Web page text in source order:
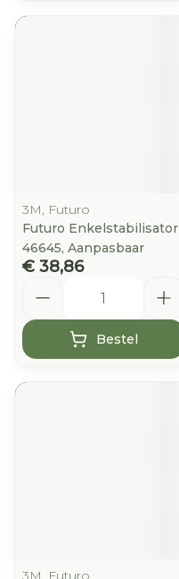
3M, Futuro
Futuro Enkelstabilisator
46645, Aanpasbaar
€ 38,86
Bestel
3M, Futuro